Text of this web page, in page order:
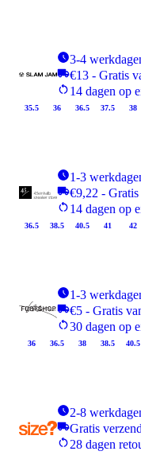
3-4
€13 - Gratis
14 dagen op
35.5 36 36.5 37.5 38
1-3
€9,22 -
14 dagen op
36.5 38.5 40.5 41 42
1-3
€5 - Gratis
30 dagen op
36 36.5 38 38.5 40.5
2-8
Gratis
28 dagen